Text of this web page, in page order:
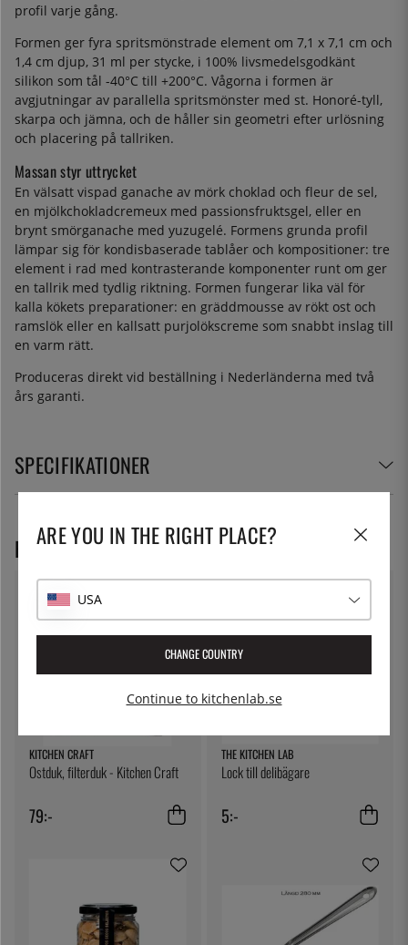
profil varje gång.
Formen ger fyra spritsmönstrade element om 7,1 x 7,1 cm och
1,4 cm djup, 31 ml per stycke, i 100% livsmedelsgodkänt
silikon som tål -40°C till +200°C. Vågorna i formen är
avgjutningar av parallella spritsmönster med st. Honoré-tyll,
skarpa och jämna, och de håller sin geometri efter urlösning
och placering på tallriken.
Massan styr uttrycket
En välsatt vispad ganache av mörk choklad och fleur de sel,
en mjölkchokladcremeux med passionsfruktsgel, eller en
brynt smörganache med yuzugelé. Formens grunda profil
lämpar sig för kondisbaserade tablåer och kompositioner: tre
element i rad med kontrasterande komponenter runt om ger
en tallrik med tydlig riktning. Formen fungerar lika väl för
kalla kökets preparationer: en gräddmousse av rökt ost och
ramslök eller en kallsatt purjolökscreme som snabbt inslag till
en varm rätt.
Produceras direkt vid beställning i Nederländerna med två
års garanti.
SPECIFIKATIONER
KITCHEN CRAFT
Ostduk, filterduk - Kitchen Craft
79:-
THE KITCHEN LAB
Lock till delibägare
5:-
REKOMMENDERADE PRODUKTER
ARE YOU IN THE RIGHT PLACE?
USA
CHANGE COUNTRY
Continue to kitchenlab.se